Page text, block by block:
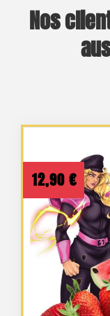
Nos
12,90 €